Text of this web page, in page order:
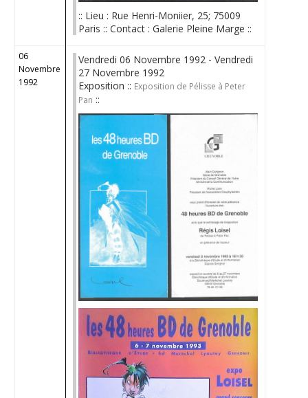
:: Lieu : Rue Henri-Moniier, 25; 75009
Paris :: Contact : Galerie Pleine Marge ::
06
Novembre
1992
Vendredi 06 Novembre 1992 - Vendredi
27 Novembre 1992
Exposition :: Exposition de Pélisse à Peter
Pan ::